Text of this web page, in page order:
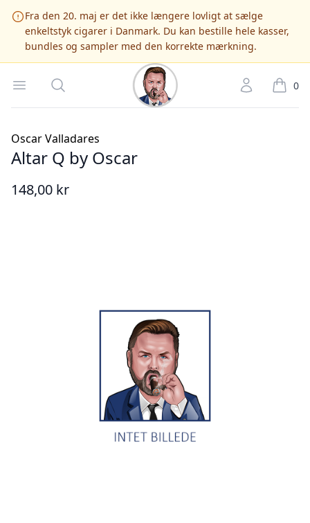
Fra den 20. maj er det ikke længere lovligt at sælge
enkeltstyk cigarer i Danmark. Du kan bestille hele kasser,
bundles og sampler med den korrekte mærkning.
Open menu
Søg
Cigarshop.dk
Account
0
Oscar Valladares
Altar Q by Oscar
148,00 kr